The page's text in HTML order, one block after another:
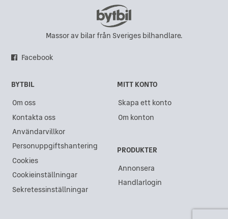
Massor av bilar från Sveriges bilhandlare.
Facebook
BYTBIL
Om oss
Kontakta oss
Användarvillkor
Personuppgiftshantering
Cookies
Cookieinställningar
Sekretessinställningar
MITT KONTO
Skapa ett konto
Om konton
PRODUKTER
Annonsera
Handlarlogin